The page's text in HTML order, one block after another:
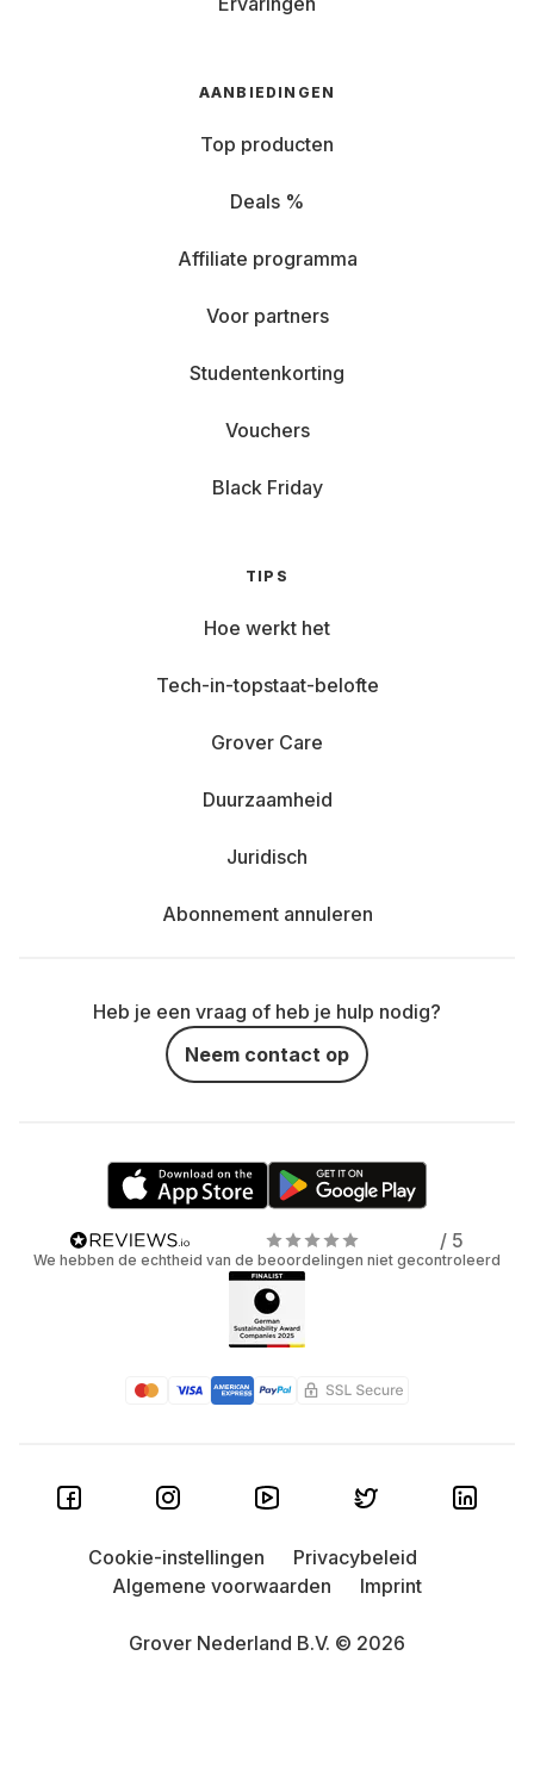
AANBIEDINGEN
Top producten
Deals %
Affiliate programma
Voor partners
Studentenkorting
Vouchers
Black Friday
TIPS
Hoe werkt het
Tech-in-topstaat-belofte
Grover Care
Duurzaamheid
Juridisch
Abonnement annuleren
Heb je een vraag of heb je hulp nodig?
Neem contact op
/ 5
We hebben de echtheid van de beoordelingen niet gecontroleerd
Grover Nederland B.V. © 2026
Cookie-instellingen
Privacybeleid
Algemene voorwaarden
Imprint